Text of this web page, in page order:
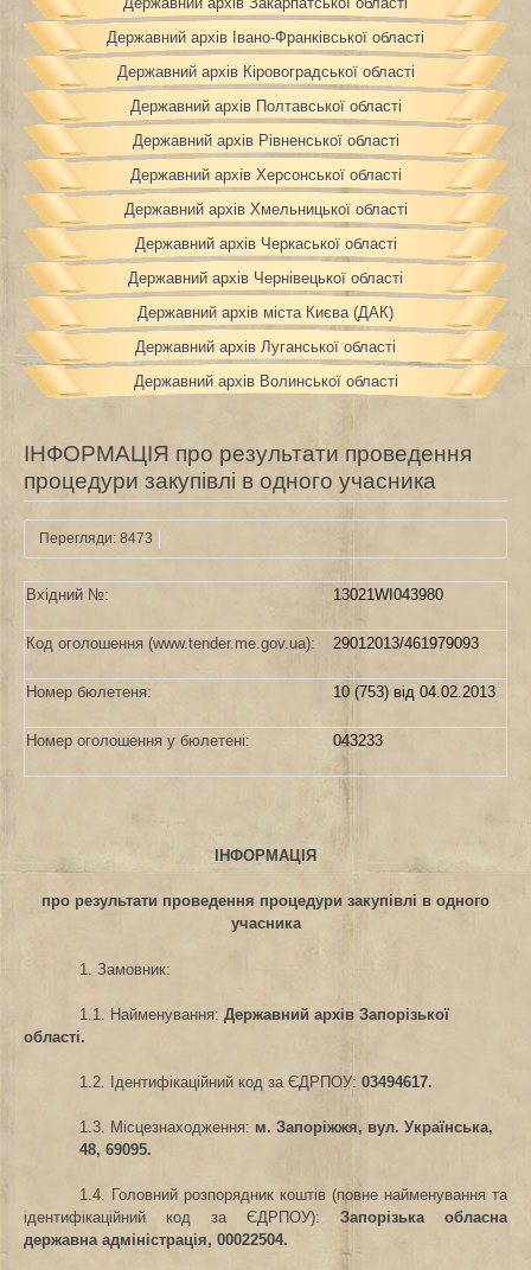
Державний архів Івано-Франківської області
Державний архів Кіровоградської області
Державний архів Полтавської області
Державний архів Рівненської області
Державний архів Херсонської області
Державний архів Хмельницької області
Державний архів Черкаської області
Державний архів Чернівецької області
Державний архів міста Києва (ДАК)
Державний архів Луганської області
Державний архів Волинської області
ІНФОРМАЦІЯ про результати проведення
процедури закупівлі в одного учасника
Перегляди: 8473
Вхідний №: 13021WI043980
Код оголошення (www.tender.me.gov.ua): 29012013/461979093
Номер бюлетеня: 10 (753) від 04.02.2013
Номер оголошення у бюлетені: 043233
ІНФОРМАЦІЯ
про результати проведення процедури закупівлі в одного
учасника
1. Замовник:
1.1. Найменування:Державний архів Запорізької
області.
1.2. Ідентифікаційний код за ЄДРПОУ:03494617.
1.3. Місцезнаходження: м. Запоріжжя, вул. Українська,
48, 69095.
1.4. Головний розпорядник коштів (повне найменування та
ідентифікаційний код за ЄДРПОУ): Запорізька обласна
державна адміністрація, 00022504.